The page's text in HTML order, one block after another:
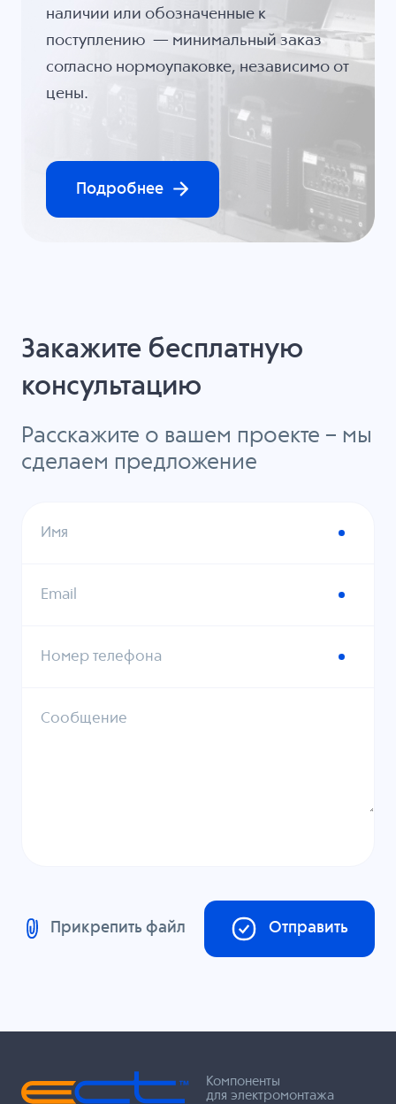
наличии или обозначенные к
поступлению — минимальный заказ
согласно нормоупаковке, независимо от
цены.
Подробнее
Закажите бесплатную
консультацию
Расскажите о вашем проекте – мы
сделаем предложение
Имя
Email
Номер телефона
Сообщение
Прикрепить файл Отправить
Компоненты
для электромонтажа